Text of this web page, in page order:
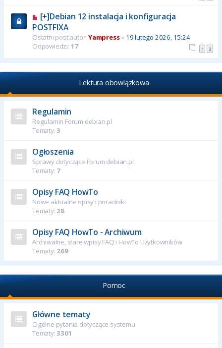
[+]Debian 12 instalacja i konfiguracja
POSTFIXA
Ostatni post autor: Yampress« 19 lutego 2026, 15:24
Odpowiedzi: 17 1 2
Lektura obowiązkowa
Regulamin
Regulamin Forum debian.pl
Tematy:3
Ogłoszenia
Sprawy dotyczące Forum debian.pl
Tematy: 7
Opisy FAQ HowTo
Nowe aktualne opisy i poradniki
Tematy: 28
Opisy FAQ HowTo - Archiwum
Archiwalne, stare wpisy FAQ i HowTo Użytkowników
Tematy: 269
Pomoc
Główne tematy
Ogólne pytania dotyczące systemu
Tematy:3301